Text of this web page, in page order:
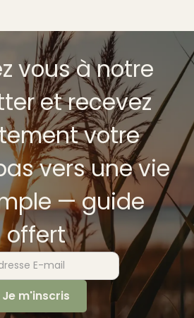
vous à notre
et recevez
votre
vers une vie
— guide
offert